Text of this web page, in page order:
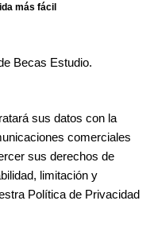
más fácil
Becas Estudio.
sus datos con la
comerciales
sus derechos de
limitación y
Política de Privacidad